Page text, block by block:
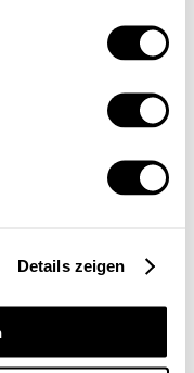
Details zeigen